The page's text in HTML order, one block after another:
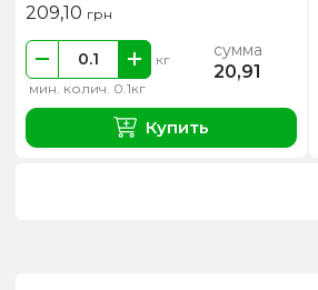
209,10 грн
мин. колич. 0.1кг
кг сумма
20,91
Купить